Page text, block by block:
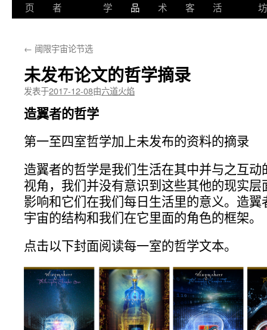
至
文
页
者
学
品
术
客
活
坊
← 阈限宇宙论节选
未发布论文的哲学摘录
发表于2017-12-08由六道火焰
造翼者的哲学
第一至四室哲学加上未发布的资料的摘录
造翼者的哲学是我们生活在其中并与之互
视角，我们并没有意识到这些其他的现实
影响和它们在我们每日生活里的意义。造
宇宙的结构和我们在它里面的角色的框架。
点击以下封面阅读每一室的哲学文本。